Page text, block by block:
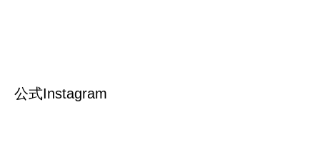
公式Instagram